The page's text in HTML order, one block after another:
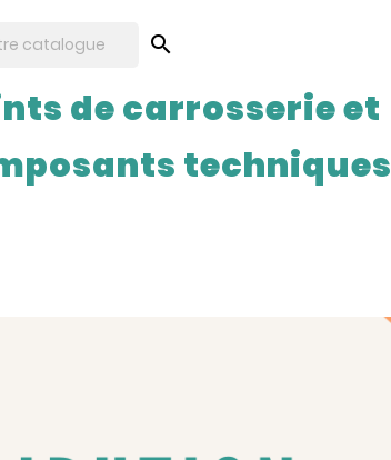

de carrosserie et
techniques